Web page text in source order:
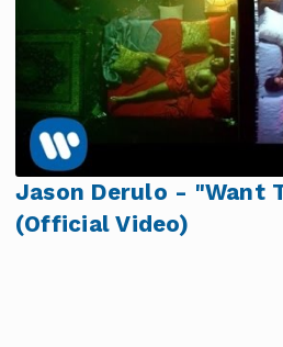
Jason Derulo - "Want
(Official Video)